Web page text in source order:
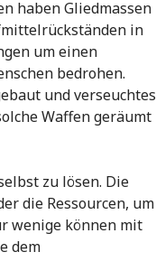
haben Gliedmassen
in
um einen
bedrohen.
und verseuchtes
Waffen geräumt
zu lösen. Die
die Ressourcen, um
wenige können mit
dem